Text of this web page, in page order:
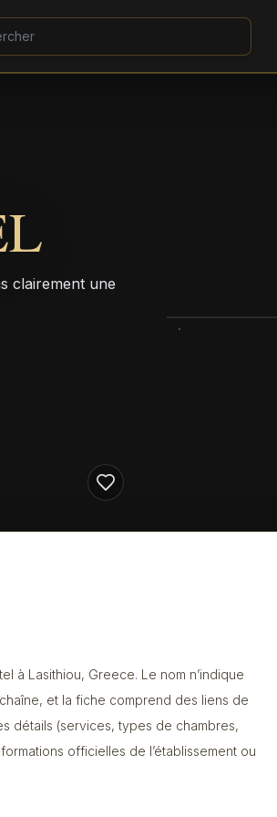
clairement une
à Lasithiou, Greece. Le nom n’indique
et la fiche comprend des liens de
détails (services, types de chambres,
officielles de l’établissement ou